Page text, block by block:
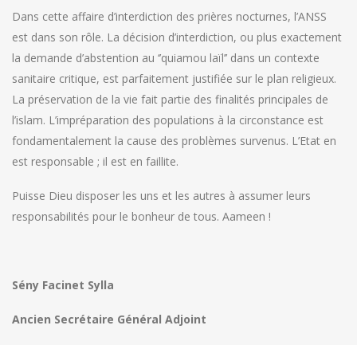
Dans cette affaire d’interdiction des prières nocturnes, l’ANSS
est dans son rôle. La décision d’interdiction, ou plus exactement
la demande d’abstention au ‘’quiamou laïl’’ dans un contexte
sanitaire critique, est parfaitement justifiée sur le plan religieux.
La préservation de la vie fait partie des finalités principales de
l’islam. L’impréparation des populations à la circonstance est
fondamentalement la cause des problèmes survenus. L’Etat en
est responsable ; il est en faillite.
Puisse Dieu disposer les uns et les autres à assumer leurs
responsabilités pour le bonheur de tous. Aameen !
Sény Facinet Sylla
Ancien Secrétaire Général Adjoint